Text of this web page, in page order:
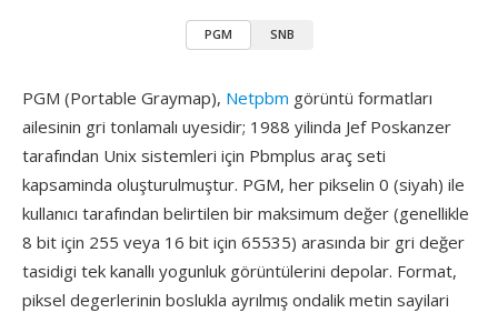
PGM SNB
PGM (Portable Graymap), Netpbm görüntü formatları
ailesinin gri tonlamalı uyesidir; 1988 yilinda Jef Poskanzer
tarafından Unix sistemleri için Pbmplus araç seti
kapsaminda oluşturulmuştur. PGM, her pikselin 0 (siyah) ile
kullanıcı tarafından belirtilen bir maksimum değer (genellikle
8 bit için 255 veya 16 bit için 65535) arasında bir gri değer
tasidigi tek kanallı yogunluk görüntülerini depolar. Format,
piksel degerlerinin boslukla ayrılmış ondalik metin sayilari